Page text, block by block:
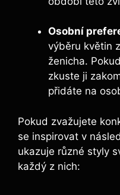
Osobní
výběru květin
ženicha.
zkuste ji
přidáte na
Pokud zvažujete
se inspirovat v
ukazuje různé styly
každý z nich: